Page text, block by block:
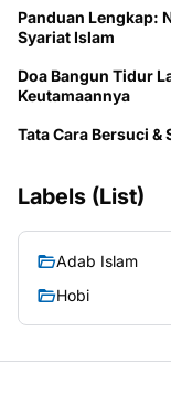
Panduan Lengkap:
Syariat Islam
Doa Bangun Tidur
Keutamaannya
Tata Cara Bersuci
Labels (List)
Adab Islam
Hobi